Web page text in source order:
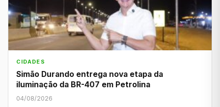
CIDADES
Simão Durando entrega nova etapa da
iluminação da BR-407 em Petrolina
04/08/2026